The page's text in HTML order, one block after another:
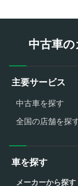
中古車
主要サービス
中古車を探す
全国の店舗を探
車を探す
メーカーから探す